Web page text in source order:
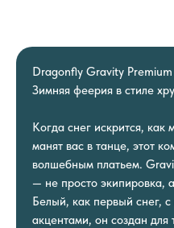
Dragonfly Gravity
Зимняя феерия в стиле
Когда снег искрится,
манят вас в танце, этот
волшебным платьем.
— не просто экипировка,
Белый, как первый снег,
акцентами, он создан